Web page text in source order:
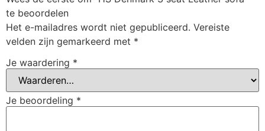
te beoordelen
Het e-mailadres wordt niet gepubliceerd. Vereiste
velden zijn gemarkeerd met *
Je waardering *
Je beoordeling *